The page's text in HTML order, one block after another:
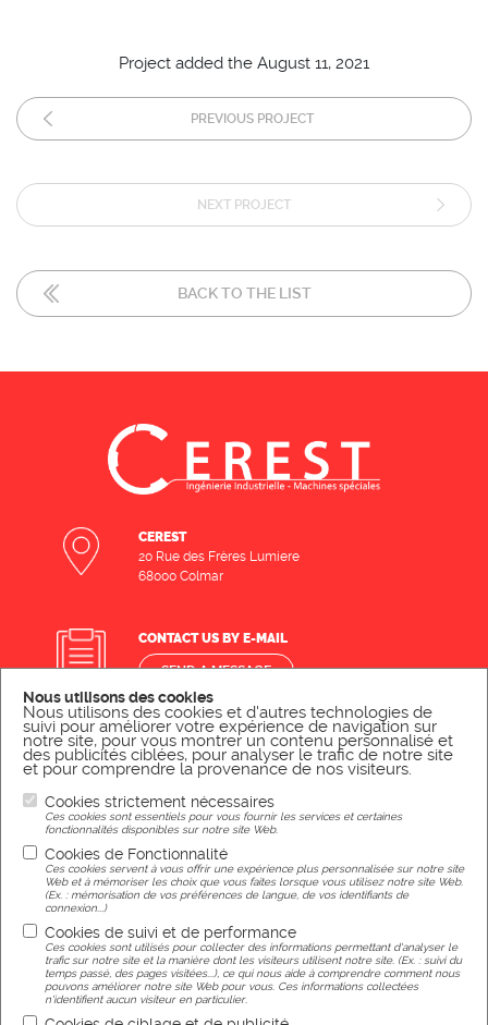
Project added the August 11, 2021
PREVIOUS PROJECT
NEXT PROJECT
BACK TO THE LIST
CEREST
20 Rue des Frères Lumiere
68000 Colmar
CONTACT US BY E-MAIL
SEND A MESSAGE
CONTACT US BY PHONE
CALL US
Legal Notice
Réalisation
Nous utilisons des cookies
Nous utilisons des cookies et d'autres technologies de
suivi pour améliorer votre expérience de navigation sur
notre site, pour vous montrer un contenu personnalisé et
des publicités ciblées, pour analyser le trafic de notre site
et pour comprendre la provenance de nos visiteurs.
Cookies strictement nécessaires
Ces cookies sont essentiels pour vous fournir les services et certaines
fonctionnalités disponibles sur notre site Web.
Cookies de Fonctionnalité
Ces cookies servent à vous offrir une expérience plus personnalisée sur notre site
Web et à mémoriser les choix que vous faites lorsque vous utilisez notre site Web.
(Ex. : mémorisation de vos préférences de langue, de vos identifiants de
connexion...)
Cookies de suivi et de performance
Ces cookies sont utilisés pour collecter des informations permettant d'analyser le
trafic sur notre site et la manière dont les visiteurs utilisent notre site. (Ex. : suivi du
temps passé, des pages visitées...), ce qui nous aide à comprendre comment nous
pouvons améliorer notre site Web pour vous. Ces informations collectées
n'identifient aucun visiteur en particulier.